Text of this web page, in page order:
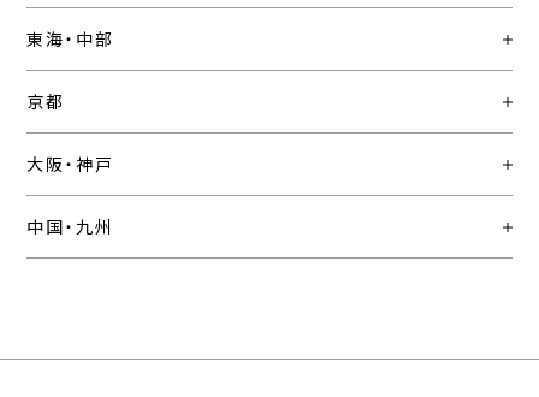
東海・中部
京都
大阪・神戸
中国・九州